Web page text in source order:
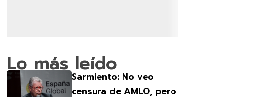
Lo más leído
Sarmiento: No veo
censura de AMLO, pero